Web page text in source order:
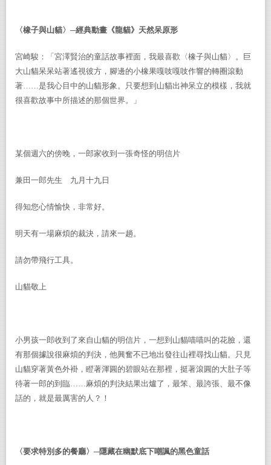
〈橡子與山貓〉─經典動畫《龍貓》天然呆原形
宮崎駿：「宮澤賢治的童話故事裡面，我最喜歡〈橡子與山貓〉。巨
大山貓呆呆站著遙視彼方，腳邊的小橡果嘎吱嘎吱作響的轉圈滾動
著……是我心目中的山貓形象。只要想到山貓出神呆立的模樣，我就
很喜歡故事中所描述的那個世界。」
某個週六的傍晚，一郎家收到一張奇怪的明信片
兼田一郎先生 九月十九日
得知您心情愉快，非常好。
明天有一場麻煩的裁決，請來一趟。
請勿帶飛行工具。
山貓敬上
小男孩一郎收到了來自山貓的明信片，一想到山貓喵喵叫的花臉，還
有那個據說很麻煩的判決，他興奮不已地出發往山裡尋找山貓。只見
山貓穿著黃色外褂，瞪著渾圓的碧眼站在那裡，挺著滾圓的大肚子等
待著一郎的到臨……麻煩的判決結果出爐了，最笨、最誇張、最不像
話的，就是最厲害的人？！
〈要求特別多的餐廳〉─隱藏在幽默底下嘲諷的黑色童話